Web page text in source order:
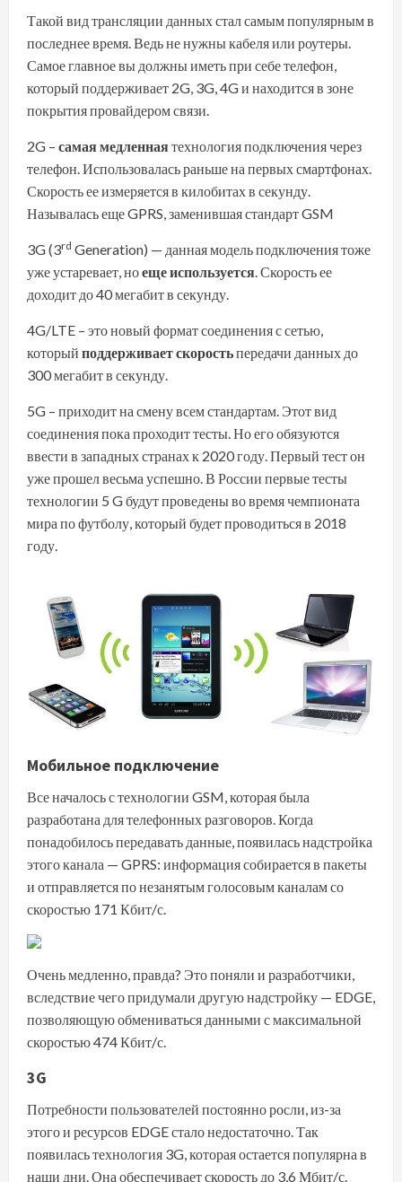
Такой вид трансляции данных стал самым популярным в
последнее время. Ведь не нужны кабеля или роутеры.
Самое главное вы должны иметь при себе телефон,
который поддерживает 2G, 3G, 4G и находится в зоне
покрытия провайдером связи.
2G – самая медленнаятехнология подключения через
телефон. Использовалась раньше на первых смартфонах.
Скорость ее измеряется в килобитах в секунду.
Называлась еще GPRS, заменившая стандарт GSM
3G (3rd Generation) — данная модель подключения тоже
уже устаревает, ноеще используется. Скорость ее
доходит до 40 мегабит в секунду.
4G/LTE – это новый формат соединения с сетью,
который поддерживает скоростьпередачи данных до
300 мегабит в секунду.
5G – приходит на смену всем стандартам. Этот вид
соединения пока проходит тесты. Но его обязуются
ввести в западных странах к 2020 году. Первый тест он
уже прошел весьма успешно. В России первые тесты
технологии 5 G будут проведены во время чемпионата
мира по футболу, который будет проводиться в 2018
году.
Мобильное подключение
Все началось с технологии GSM, которая была
разработана для телефонных разговоров. Когда
понадобилось передавать данные, появилась надстройка
этого канала — GPRS: информация собирается в пакеты
и отправляется по незанятым голосовым каналам со
скоростью 171 Кбит/с.
Очень медленно, правда? Это поняли и разработчики,
вследствие чего придумали другую надстройку — EDGE,
позволяющую обмениваться данными с максимальной
скоростью 474 Кбит/с.
3G
Потребности пользователей постоянно росли, из-за
этого и ресурсов EDGE стало недостаточно. Так
появилась технология 3G, которая остается популярна в
наши дни. Она обеспечивает скорость до 3,6 Мбит/с.